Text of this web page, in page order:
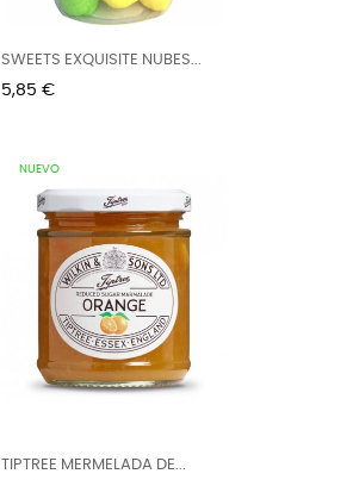
SWEETS EXQUISITE NUBES...
Precio
5,85 €
NUEVO
TIPTREE MERMELADA DE...